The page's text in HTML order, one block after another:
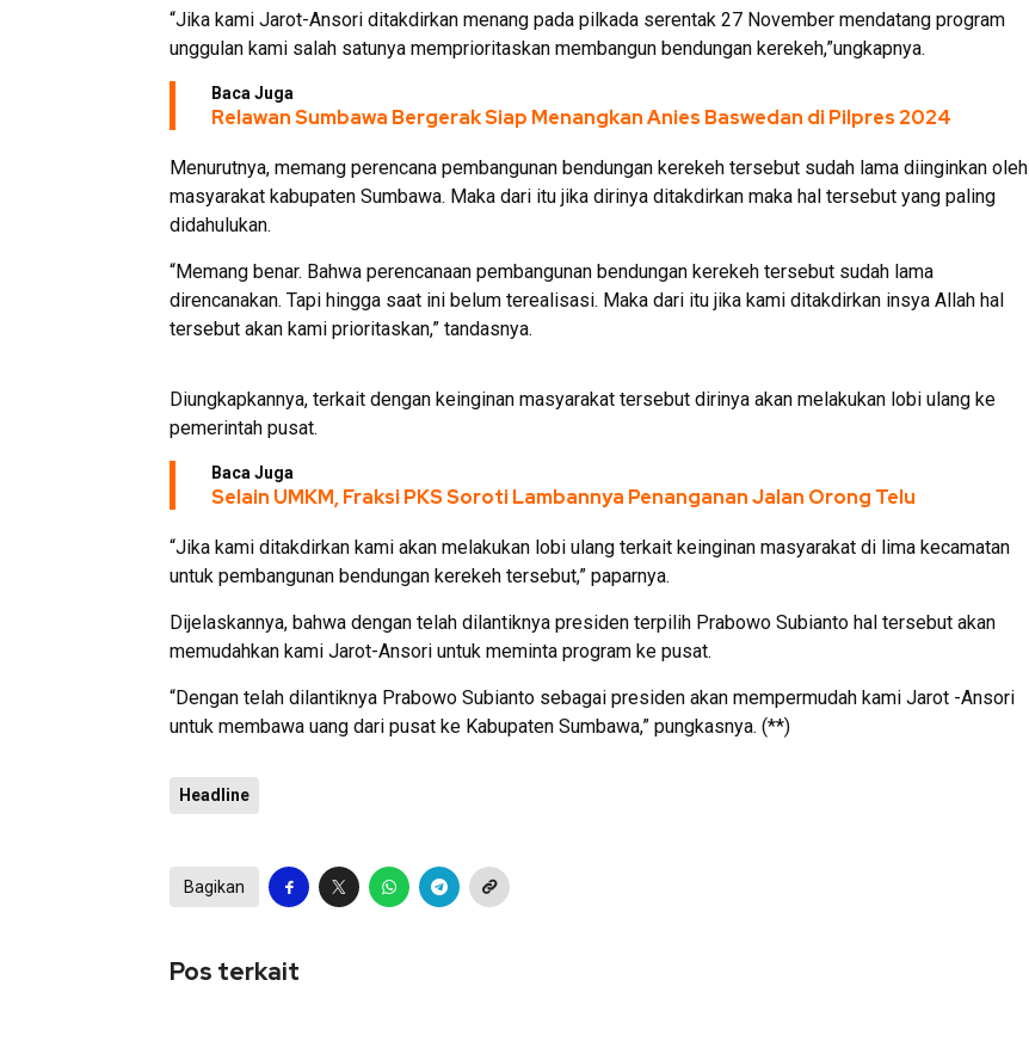
“Jika kami Jarot-Ansori ditakdirkan menang pada pilkada serentak 27 November mendatang program
unggulan kami salah satunya memprioritaskan membangun bendungan kerekeh,”ungkapnya.
Baca Juga
Relawan Sumbawa Bergerak Siap Menangkan Anies Baswedan di Pilpres 2024
Menurutnya, memang perencana pembangunan bendungan kerekeh tersebut sudah lama diinginkan oleh
masyarakat kabupaten Sumbawa. Maka dari itu jika dirinya ditakdirkan maka hal tersebut yang paling
didahulukan.
“Memang benar. Bahwa perencanaan pembangunan bendungan kerekeh tersebut sudah lama
direncanakan. Tapi hingga saat ini belum terealisasi. Maka dari itu jika kami ditakdirkan insya Allah hal
tersebut akan kami prioritaskan,” tandasnya.
Diungkapkannya, terkait dengan keinginan masyarakat tersebut dirinya akan melakukan lobi ulang ke
pemerintah pusat.
Baca Juga
Selain UMKM, Fraksi PKS Soroti Lambannya Penanganan Jalan Orong Telu
“Jika kami ditakdirkan kami akan melakukan lobi ulang terkait keinginan masyarakat di lima kecamatan
untuk pembangunan bendungan kerekeh tersebut,” paparnya.
Dijelaskannya, bahwa dengan telah dilantiknya presiden terpilih Prabowo Subianto hal tersebut akan
memudahkan kami Jarot-Ansori untuk meminta program ke pusat.
“Dengan telah dilantiknya Prabowo Subianto sebagai presiden akan mempermudah kami Jarot -Ansori
untuk membawa uang dari pusat ke Kabupaten Sumbawa,” pungkasnya. (**)
Headline
Bagikan
Pos terkait